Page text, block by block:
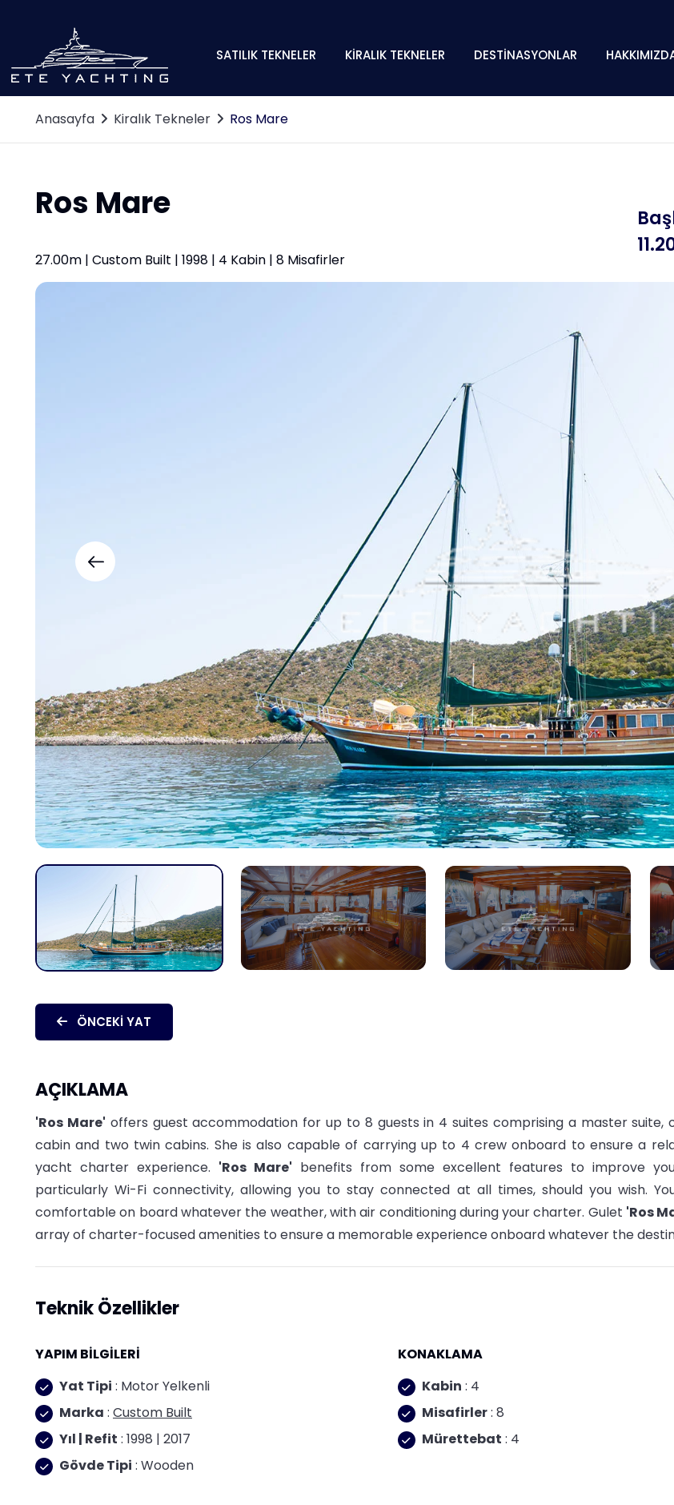
SATILIK TEKNELER KİRALIK TEKNELER DESTİNASYONLAR
Anasayfa Kiralık Tekneler Ros Mare
Ros Mare
27.00m | Custom Built | 1998 | 4 Kabin | 8 Misafirler
ÖNCEKI YAT
AÇIKLAMA
'Ros Mare' offers guest accommodation for up to 8 guests in 4 suites comprising a master suite,
cabin and two twin cabins. She is also capable of carrying up to 4 crew onboard to ensure a
yacht charter experience. 'Ros Mare' benefits from some excellent features to improve
particularly Wi-Fi connectivity, allowing you to stay connected at all times, should you wish.
comfortable on board whatever the weather, with air conditioning during your charter. Gulet 'Ros
array of charter-focused amenities to ensure a memorable experience onboard whatever the
Teknik Özellikler
YAPIM BİLGİLERİ
Yat Tipi : Motor Yelkenli
Marka : Custom Built
Yıl | Refit : 1998 | 2017
Gövde Tipi : Wooden
KONAKLAMA
Kabin : 4
Misafirler: 8
Mürettebat : 4